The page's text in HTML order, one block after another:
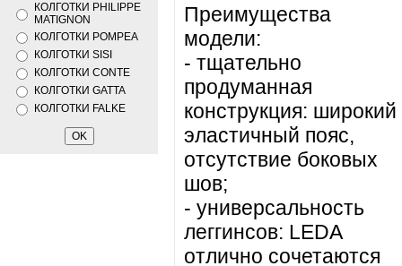
КОЛГОТКИ PHILIPPE
MATIGNON
КОЛГОТКИ POMPEA
КОЛГОТКИ SISI
КОЛГОТКИ CONTE
КОЛГОТКИ GATTA
КОЛГОТКИ FALKE
Преимущества
модели:
- тщательно
продуманная
конструкция: широкий
эластичный пояс,
отсутствие боковых
шов;
- универсальность
леггинсов: LEDA
отлично сочетаются